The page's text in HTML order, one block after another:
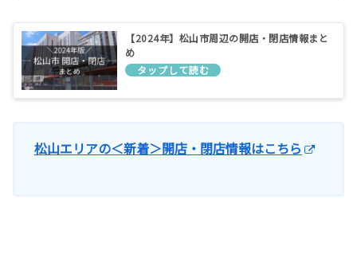
【2024年】松山市周辺の開店・閉店情報まと
め
松山エリアの＜新着＞開店・閉店情報はこちら